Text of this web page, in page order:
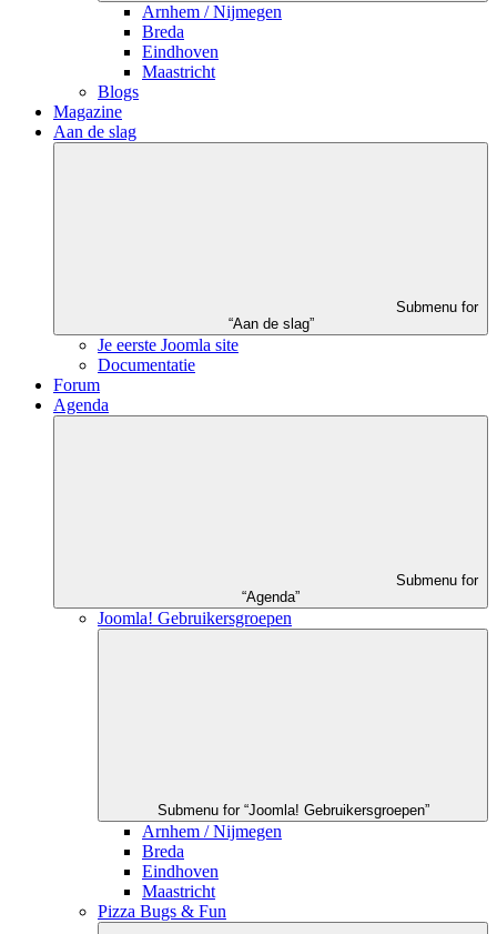
Arnhem / Nijmegen
Breda
Eindhoven
Maastricht
Blogs
Magazine
Aan de slag
Submenu for
“Aan de slag”
Je eerste Joomla site
Documentatie
Forum
Agenda
Submenu for
“Agenda”
Joomla! Gebruikersgroepen
Submenu for “Joomla! Gebruikersgroepen”
Arnhem / Nijmegen
Breda
Eindhoven
Maastricht
Pizza Bugs & Fun